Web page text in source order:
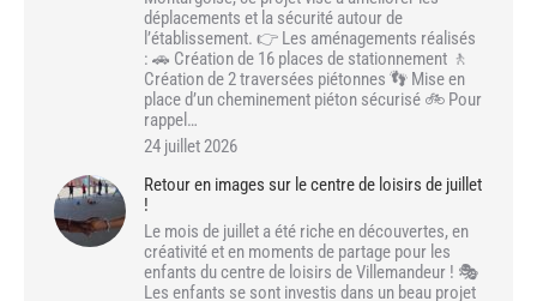
déplacements et la sécurité autour de
l’établissement. 👉 Les aménagements réalisés
: 🚗 Création de 16 places de stationnement 🚶
Création de 2 traversées piétonnes 👣 Mise en
place d’un cheminement piéton sécurisé 🚲 Pour
rappel…
24 juillet 2026
Retour en images sur le centre de loisirs de juillet
!
Le mois de juillet a été riche en découvertes, en
créativité et en moments de partage pour les
enfants du centre de loisirs de Villemandeur ! 🎭
Les enfants se sont investis dans un beau projet